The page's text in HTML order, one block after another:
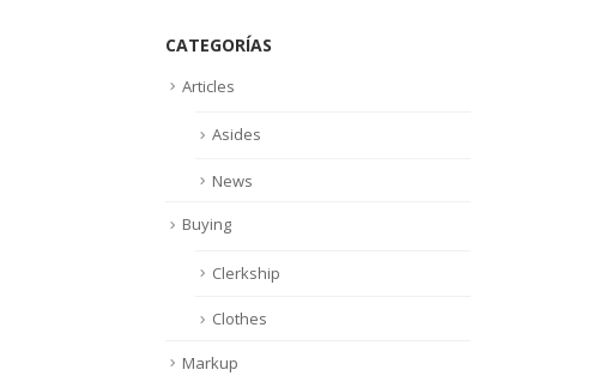
CATEGORÍAS
Articles
Asides
News
Buying
Clerkship
Clothes
Markup